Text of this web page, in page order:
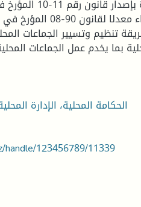
تنظيم وتسيير الجماعات
بما يخدم عمل الجماعات
الحكامة المحلية، الإدارة
handle/123456789/11339